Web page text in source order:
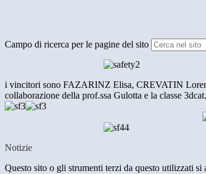
Campo di ricerca per le pagine del sito
i vincitori sono FAZARINZ Elisa, CREVATIN
collaborazione della prof.ssa Gulotta e la classe 3dcat.
Notizie
Questo sito o gli strumenti terzi da questo utilizzati